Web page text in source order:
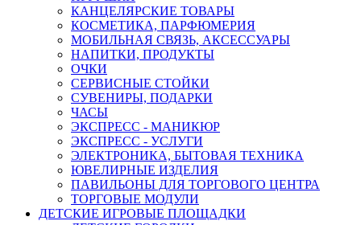
КАНЦЕЛЯРСКИЕ ТОВАРЫ
КОСМЕТИКА, ПАРФЮМЕРИЯ
МОБИЛЬНАЯ СВЯЗЬ, АКСЕССУАРЫ
НАПИТКИ, ПРОДУКТЫ
ОЧКИ
СЕРВИСНЫЕ СТОЙКИ
СУВЕНИРЫ, ПОДАРКИ
ЧАСЫ
ЭКСПРЕСС - МАНИКЮР
ЭКСПРЕСС - УСЛУГИ
ЭЛЕКТРОНИКА, БЫТОВАЯ ТЕХНИКА
ЮВЕЛИРНЫЕ ИЗДЕЛИЯ
ПАВИЛЬОНЫ ДЛЯ ТОРГОВОГО ЦЕНТРА
ТОРГОВЫЕ МОДУЛИ
ДЕТСКИЕ ИГРОВЫЕ ПЛОЩАДКИ